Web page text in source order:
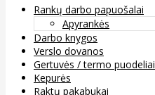
Rankų darbo papuošalai
Apyrankės
Darbo knygos
Verslo dovanos
Gertuvės / termo puodeliai
Kepurės
Raktų pakabukai